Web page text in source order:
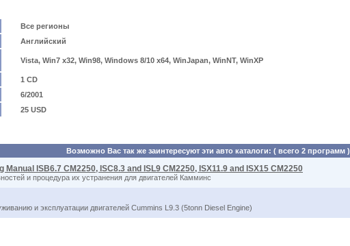
Все регионы
Английский
Vista, Win7 x32, Win98, Windows 8/10 x64, WinJapan, WinNT, WinXP
1 CD
6/2001
25 USD
Возможно Вас так же заинтересуют эти авто каталоги: ( всего 2 программ )
ISB6.7 CM2250, ISC8.3 and ISL9 CM2250, ISX11.9 and ISX15 CM2250
и процедура их устранения для двигателей Камминс
и эксплуатации двигателей Cummins L9.3 (5tonn Diesel Engine)